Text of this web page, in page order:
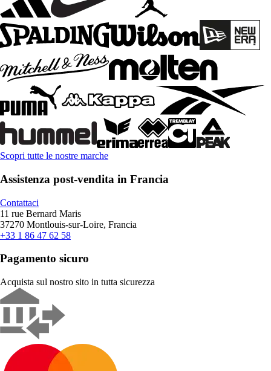
Scopri tutte le nostre marche
Assistenza post-vendita in Francia
Contattaci
11 rue Bernard Maris
37270 Montlouis-sur-Loire, Francia
+33 1 86 47 62 58
Pagamento sicuro
Acquista sul nostro sito in tutta sicurezza